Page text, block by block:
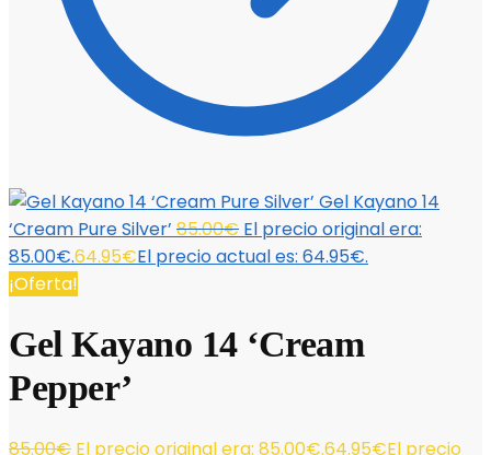
Gel Kayano 14
‘Cream Pure Silver’ 85.00€ El precio original era:
85.00€.64.95€El precio actual es: 64.95€.
¡Oferta!
Gel Kayano 14 ‘Cream
Pepper’
85.00€ El precio original era: 85.00€.64.95€El precio